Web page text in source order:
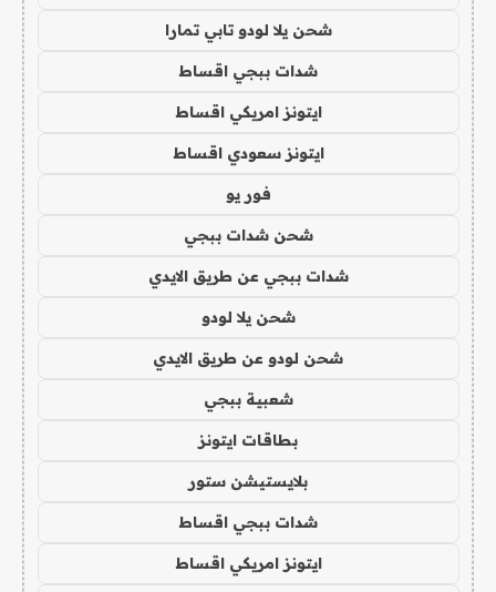
شحن يلا لودو تابي تمارا
شدات ببجي اقساط
ايتونز امريكي اقساط
ايتونز سعودي اقساط
فور يو
شحن شدات ببجي
شدات ببجي عن طريق الايدي
شحن يلا لودو
شحن لودو عن طريق الايدي
شعبية ببجي
بطاقات ايتونز
بلايستيشن ستور
شدات ببجي اقساط
ايتونز امريكي اقساط